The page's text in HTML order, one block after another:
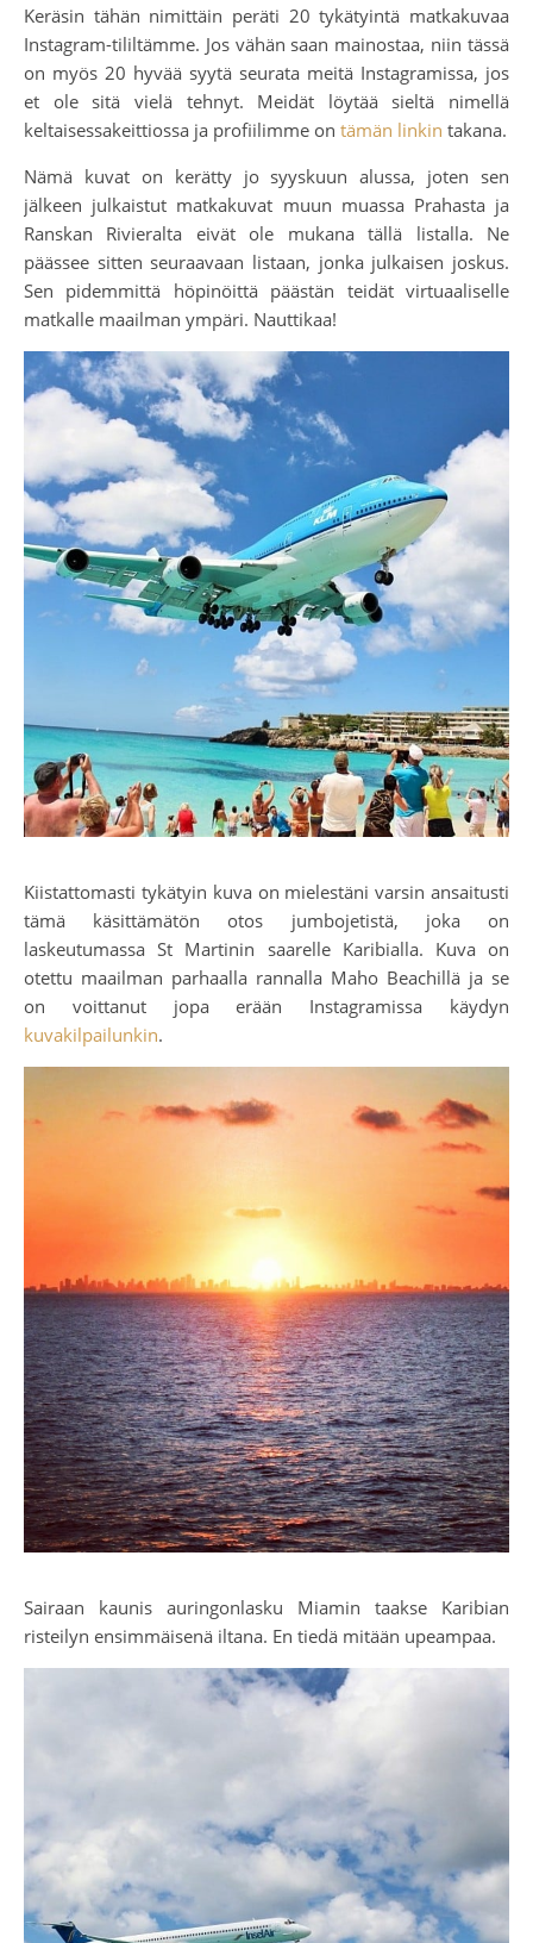
Keräsin tähän nimittäin peräti 20 tykätyintä matkakuvaa
Instagram-tililtämme. Jos vähän saan mainostaa, niin tässä
on myös 20 hyvää syytä seurata meitä Instagramissa, jos
et ole sitä vielä tehnyt. Meidät löytää sieltä nimellä
keltaisessakeittiossa ja profiilimme on tämän linkin takana.
Nämä kuvat on kerätty jo syyskuun alussa, joten sen
jälkeen julkaistut matkakuvat muun muassa Prahasta ja
Ranskan Rivieralta eivät ole mukana tällä listalla. Ne
päässee sitten seuraavaan listaan, jonka julkaisen joskus.
Sen pidemmittä höpinöittä päästän teidät virtuaaliselle
matkalle maailman ympäri. Nauttikaa!
Kiistattomasti tykätyin kuva on mielestäni varsin ansaitusti
tämä käsittämätön otos jumbojetistä, joka on
laskeutumassa St Martinin saarelle Karibialla. Kuva on
otettu maailman parhaalla rannalla Maho Beachillä ja se
on voittanut jopa erään Instagramissa käydyn
kuvakilpailunkin.
Sairaan kaunis auringonlasku Miamin taakse Karibian
risteilyn ensimmäisenä iltana. En tiedä mitään upeampaa.